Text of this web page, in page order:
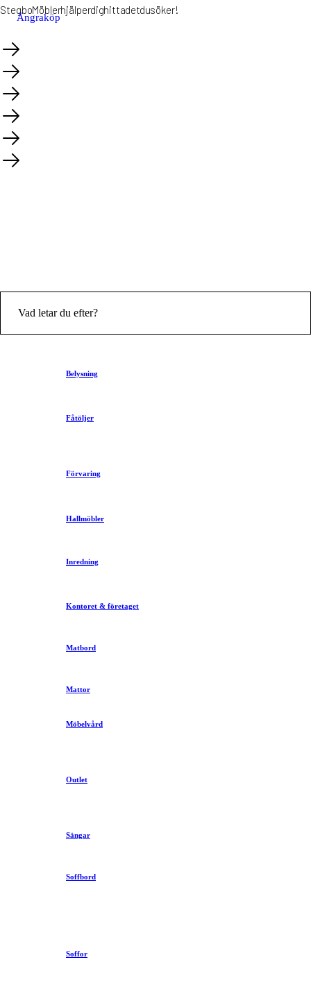
Stegbo Möbler hjälper dig hitta det du söker!
Ångra köp
Belysning
Fåtöljer
Förvaring
Hallmöbler
Inredning
Kontoret & företaget
Matbord
Mattor
Möbelvård
Outlet
Sängar
Soffbord
Soffor